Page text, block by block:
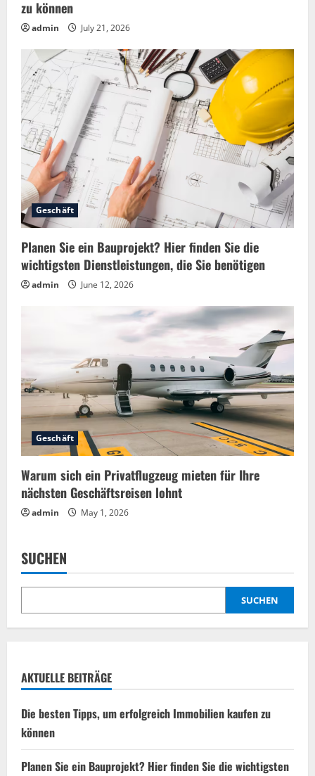
n
g
zu können
admin July 21, 2026
Geschäft
Planen Sie ein Bauprojekt? Hier finden Sie die
wichtigsten Dienstleistungen, die Sie benötigen
admin June 12, 2026
Geschäft
Warum sich ein Privatflugzeug mieten für Ihre
nächsten Geschäftsreisen lohnt
admin May 1, 2026
SUCHEN
SUCHEN
AKTUELLE BEITRÄGE
Die besten Tipps, um erfolgreich Immobilien kaufen zu
können
Planen Sie ein Bauprojekt? Hier finden Sie die wichtigsten